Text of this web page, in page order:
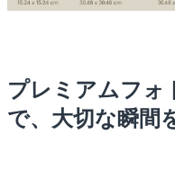
プレミアムフォ
で、大切な瞬間